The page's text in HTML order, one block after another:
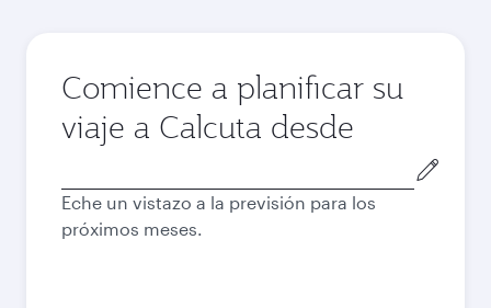
Comience a planificar su
viaje a Calcuta desde
de
salida
Eche un vistazo a la previsión para los
próximos meses.